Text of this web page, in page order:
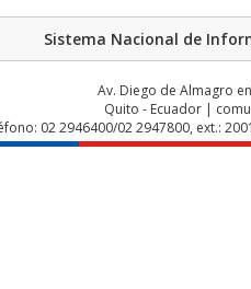
Sistema Nacional de
Av. Diego de Almagro
Quito - Ecuador |
02 2946400/02 2947800, ext.: